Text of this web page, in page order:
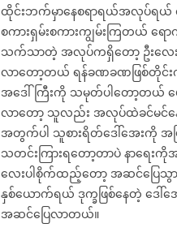
ထိုင်းဘက်မှာနေစရာရယ်အလုပ်ရ
စကားရှမ်းစကားကျွမ်းကြတယ်
သက်သာတဲ့ အလုပ်ကရှိတော့ ဦးလေ
လာတော့တယ် ရန်ခဏခဏဖြစ်တိုင်းကျ
အဒေါ်ကြီးကို သမုတ်ပါတော့တယ် ဟ
လာတော့ သူလည်း အလုပ်ထဲခင်မင်န
အတွက်ပါ သူစားရိတ်ဒေါ်အေးကို အ
သတင်းကြားရတော့တာပဲ နာရေး
လေးပါစိုက်ထည့်တော့ အဆင်ပြေသွ
နှစ်ယောက်ရယ် ဒုက္ခဖြစ်နေတဲ့ ဒေ
အဆင်ပြေလာတယ်။